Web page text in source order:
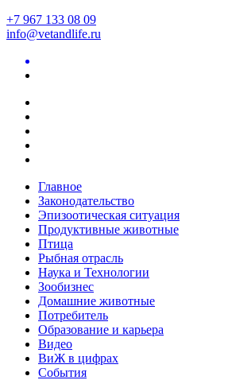
+7 967 133 08 09
info@vetandlife.ru
Главное
Законодательство
Эпизоотическая ситуация
Продуктивные животные
Птица
Рыбная отрасль
Наука и Технологии
Зообизнес
Домашние животные
Потребитель
Образование и карьера
Видео
ВиЖ в цифрах
События